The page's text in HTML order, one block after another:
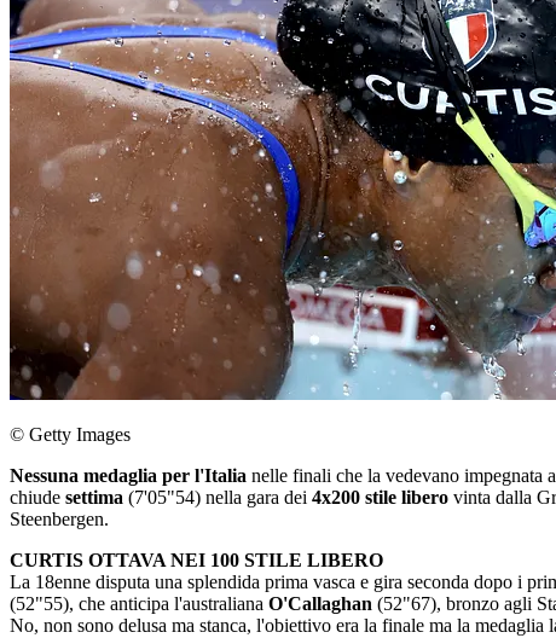
© Getty Images
Nessuna medaglia per l'Italia nelle finali che la vedevano impegnata
chiude settima (7'05"54) nella gara dei 4x200 stile libero vinta dalla
Steenbergen.
CURTIS OTTAVA NEI 100 STILE LIBERO
La 18enne disputa una splendida prima vasca e gira seconda dopo i
(52"55), che anticipa l'australiana O'Callaghan (52"67), bronzo agli
No, non sono delusa ma stanca, l'obiettivo era la finale ma la